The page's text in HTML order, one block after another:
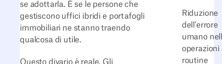
Riduzione
dell'errore
umano
operazioni
routine
se adottarla. È se le persone che
gestiscono uffici ibridi e portafogli
immobiliari ne stanno traendo
qualcosa di utile.
Questo divario è reale. Gli